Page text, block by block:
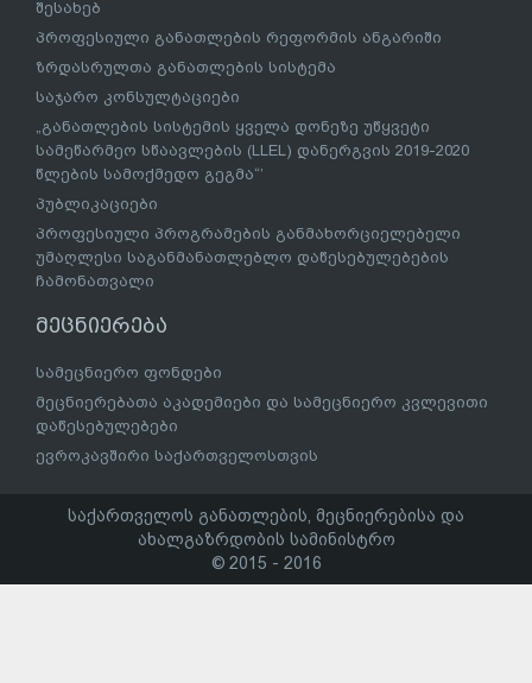
შესახებ
პროფესიული განათლების რეფორმის ანგარიში
ზრდასრულთა განათლების სისტემა
საჯარო კონსულტაციები
„განათლების სისტემის ყველა დონეზე უწყვეტი
სამეწარმეო სწაავლების (LLEL) დანერგვის 2019-2020
წლების სამოქმედო გეგმა“’
პუბლიკაციები
პროფესიული პროგრამების განმახორციელებელი
უმაღლესი საგანმანათლებლო დაწესებულებების
ჩამონათვალი
მეცნიერება
სამეცნიერო ფონდები
მეცნიერებათა აკადემიები და სამეცნიერო კვლევითი
დაწესებულებები
ევროკავშირი საქართველოსთვის
საქართველოს განათლების, მეცნიერებისა და
ახალგაზრდობის სამინისტრო
© 2015 - 2016